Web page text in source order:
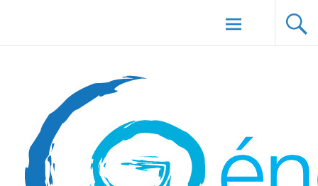
Aller au
contenu
principal